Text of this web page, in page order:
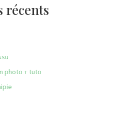
récents
photo + tuto